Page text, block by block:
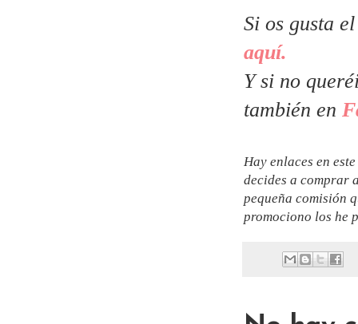
Si os gusta
aquí.
Y si no
también en
Hay enlaces en
decides a comprar
pequeña comisión
promociono los he